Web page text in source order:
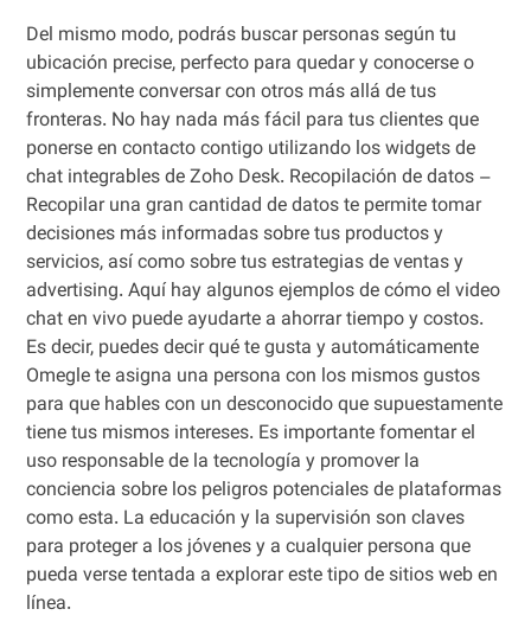
Del mismo modo, podrás buscar personas según tu
ubicación precise, perfecto para quedar y conocerse o
simplemente conversar con otros más allá de tus
fronteras. No hay nada más fácil para tus clientes que
ponerse en contacto contigo utilizando los widgets de
chat integrables de Zoho Desk. Recopilación de datos –
Recopilar una gran cantidad de datos te permite tomar
decisiones más informadas sobre tus productos y
servicios, así como sobre tus estrategias de ventas y
advertising. Aquí hay algunos ejemplos de cómo el video
chat en vivo puede ayudarte a ahorrar tiempo y costos.
Es decir, puedes decir qué te gusta y automáticamente
Omegle te asigna una persona con los mismos gustos
para que hables con un desconocido que supuestamente
tiene tus mismos intereses. Es importante fomentar el
uso responsable de la tecnología y promover la
conciencia sobre los peligros potenciales de plataformas
como esta. La educación y la supervisión son claves
para proteger a los jóvenes y a cualquier persona que
pueda verse tentada a explorar este tipo de sitios web en
línea.